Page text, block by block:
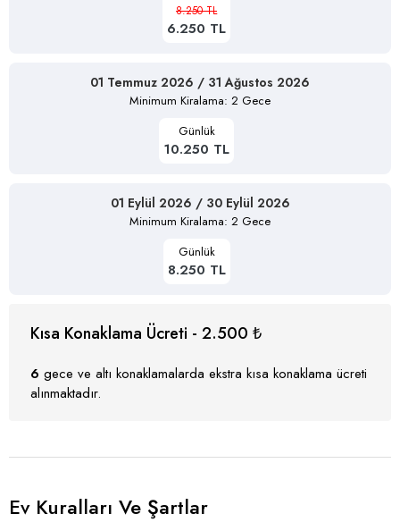
8.250 TL
6.250 TL
01 Temmuz 2026 / 31 Ağustos 2026
Minimum Kiralama: 2 Gece
Günlük
10.250 TL
01 Eylül 2026 / 30 Eylül 2026
Minimum Kiralama: 2 Gece
Günlük
8.250 TL
Kısa Konaklama Ücreti - 2.500 ₺
6 gece ve altı konaklamalarda ekstra kısa konaklama ücreti
alınmaktadır.
Ev Kuralları Ve Şartlar